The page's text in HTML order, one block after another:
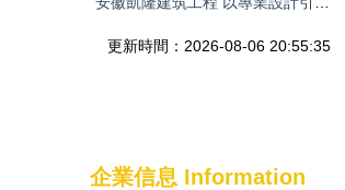
更新時間：2026-08-06 20:55:35
企業信息 Information